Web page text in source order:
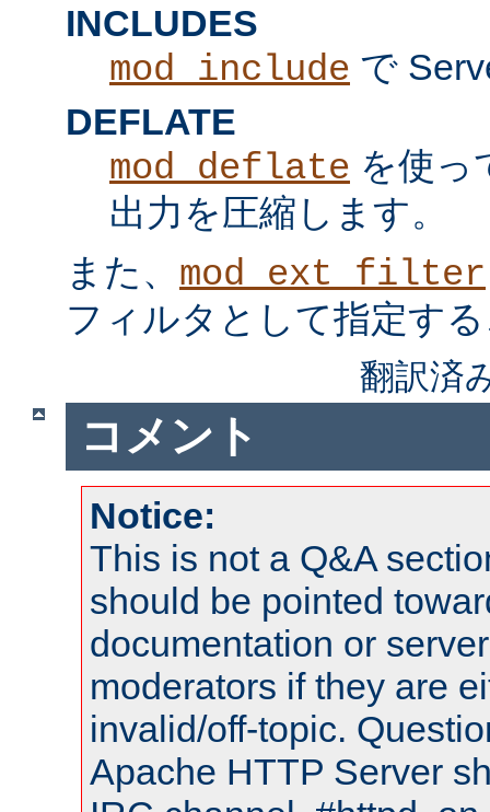
INCLUDES
mod_include で
DEFLATE
mod_deflate を使っ
出力を圧縮します。
また、 mod_ext_filter
フィルタとして指定す
翻訳済
コメント
Notice:
This is not a Q&A
should be pointed
documentation or
moderators if they are
invalid/off-topic.
Apache HTTP Server